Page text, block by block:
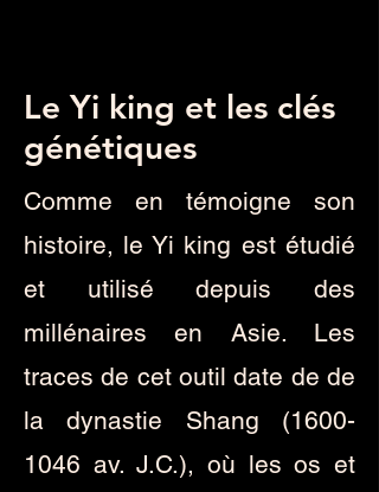
Le Yi king et les clés
génétiques
Comme en témoigne son
histoire, le Yi king est étudié
et utilisé depuis des
millénaires en Asie. Les
traces de cet outil date de de
la dynastie Shang (1600-
1046 av. J.C.), où les os et